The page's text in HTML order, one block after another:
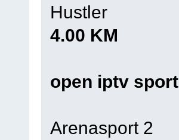
Hustler
4.00 KM
open iptv sport
Arenasport 2